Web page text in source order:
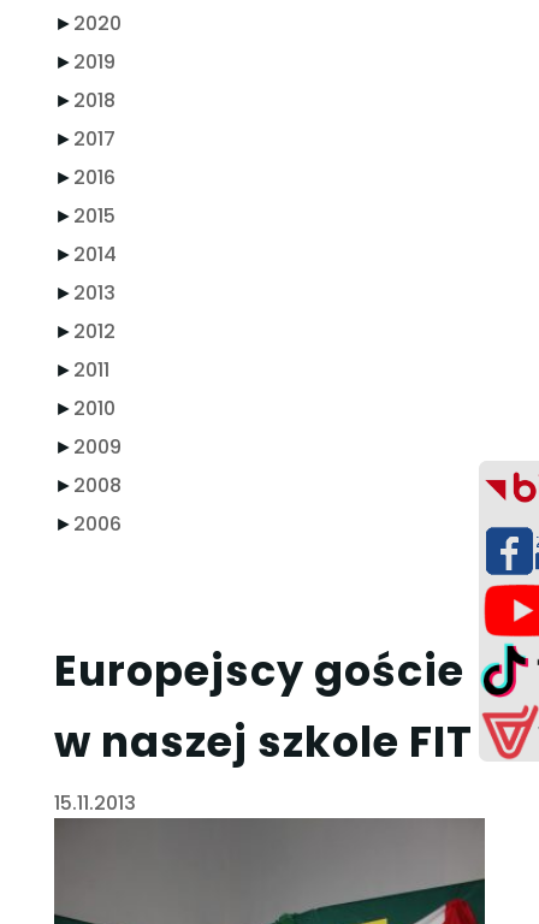
►2020
►2019
►2018
►2017
►2016
►2015
►2014
►2013
►2012
►2011
►2010
►2009
►2008
►2006
Europejscy goście
w naszej szkole FIT
15.11.2013